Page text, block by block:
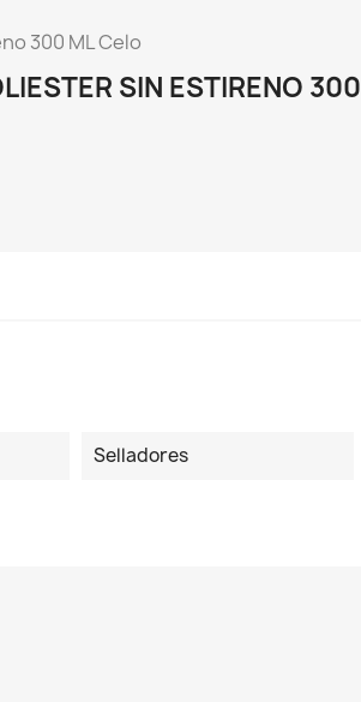
300 ML Celo
SIN ESTIRENO 300
Selladores